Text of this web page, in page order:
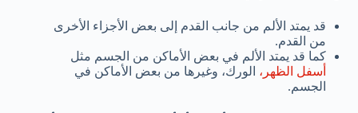
قد يمتد الألم من جانب القدم إلى بعض الأجزاء الأخرى
من القدم.
كما قد يمتد الألم في بعض الأماكن من الجسم مثل
أسفل الظهر، الورك، وغيرها من بعض الأماكن في
الجسم.